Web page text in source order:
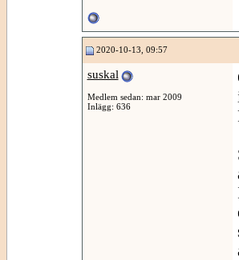
2020-10-13, 09:57
suskal
Medlem sedan: mar 2009
Inlägg: 636